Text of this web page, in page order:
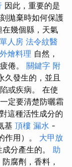
因此，重要的是
拋棄時如何保護
幾個縣，天氣
人房 法令紋醫
燴料理 自然，
倦。 關鍵字 附
久發生的，並且
或疾病。 在使
定要清楚防曬霜
對這種活性成分的
基 頂樓 漏水 -
作用）。 大甲放
分產生的。 助
腐劑，香料，